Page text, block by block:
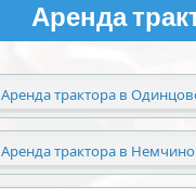
Аренда
Аренда трактора в
Аренда трактора в